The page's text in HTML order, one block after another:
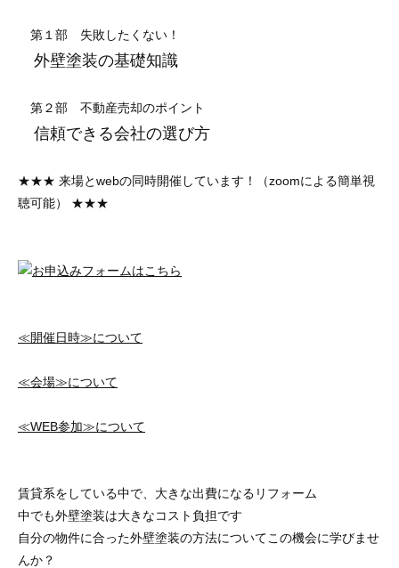
第１部 失敗したくない！
外壁塗装の基礎知識
第２部 不動産売却のポイント
信頼できる会社の選び方
★★★ 来場とwebの同時開催しています！（zoomによる簡単視
聴可能） ★★★
≪開催日時≫について
≪会場≫について
≪WEB参加≫について
賃貸系をしている中で、大きな出費になるリフォーム
中でも外壁塗装は大きなコスト負担です
自分の物件に合った外壁塗装の方法についてこの機会に学びませ
んか？